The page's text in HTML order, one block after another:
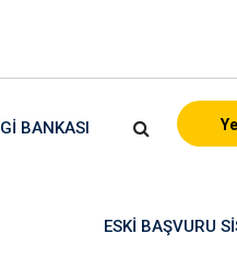
BANKASI
ESKI BAŞVURU